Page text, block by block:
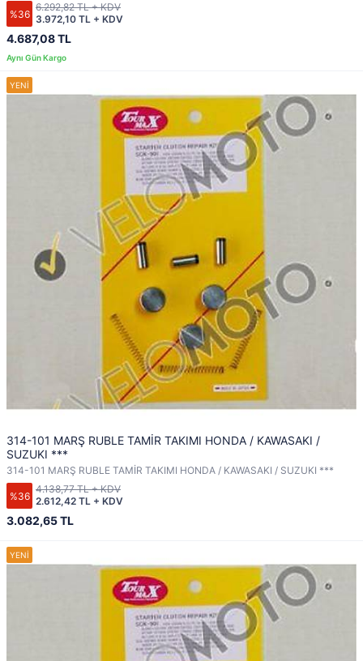
%36
4.687,08 TL
3.972,10 TL + KDV
6.292,82 TL + KDV
314-101 MARŞ RUBLE TAMİR TAKIMI HONDA / KAWASAKI /
SUZUKI ***
314-101 MARŞ RUBLE TAMİR TAKIMI HONDA / KAWASAKI / SUZUKI ***
%36
3.082,65 TL
2.612,42 TL + KDV
4.138,77 TL + KDV